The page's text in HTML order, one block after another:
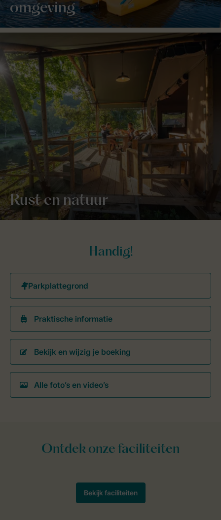
omgeving
Rust en natuur
Handig!
Praktische informatie
Bekijk en wijzig je boeking
Alle foto’s en video’s